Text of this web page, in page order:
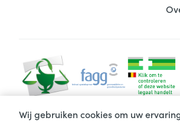
Wij gebruiken cookies om uw